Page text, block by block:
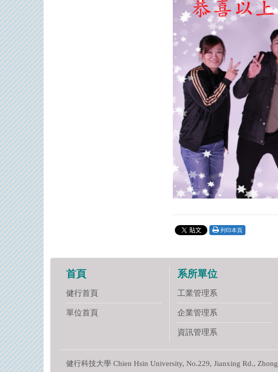
列印本頁
首頁
健行首頁
單位首頁
系所單位
工業管理系
企業管理系
資訊管理系
健行科技大學 Chien Hsin University, No.229, Jianxing Rd.,